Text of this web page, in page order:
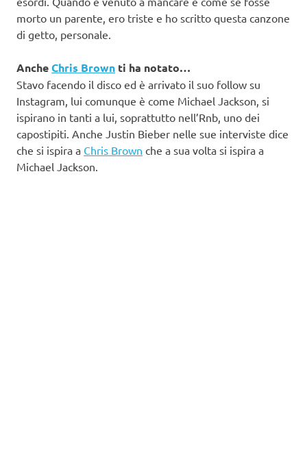
morto un parente, ero triste e ho scritto questa canzone
di getto, personale.
AncheChris Brown ti ha notato…
Stavo facendo il disco ed è arrivato il suo follow su
Instagram, lui comunque è come Michael Jackson, si
ispirano in tanti a lui, soprattutto nell’Rnb, uno dei
capostipiti. Anche Justin Bieber nelle sue interviste dice
che si ispira a Chris Brown che a sua volta si ispira a
Michael Jackson.